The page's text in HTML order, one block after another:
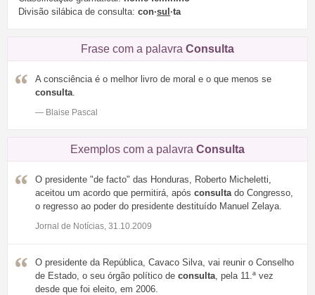
Divisão silábica de consulta: con·sul·ta
Frase com a palavra Consulta
A consciência é o melhor livro de moral e o que menos se
consulta
— Blaise Pascal
Exemplos com a palavra Consulta
O presidente "de facto" das Honduras, Roberto Micheletti,
aceitou um acordo que permitirá, após consulta do Congresso,
o regresso ao poder do presidente destituído Manuel Zelaya.
Jornal de Notícias, 31.10.2009
O presidente da República, Cavaco Silva, vai reunir o Conselho
de Estado, o seu órgão político de consulta , pela 11.ª vez
desde que foi eleito, em 2006.